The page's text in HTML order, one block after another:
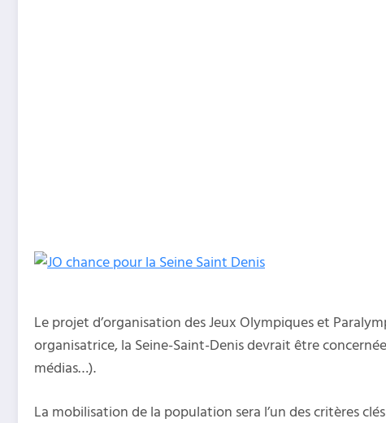
Le projet d’organisation des Jeux Olympiques et
organisatrice, la Seine-Saint-Denis devrait être
médias…).
La mobilisation de la population sera l’un des critères